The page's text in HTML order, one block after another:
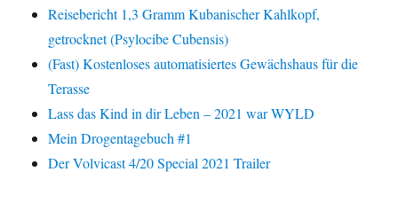
Reisebericht 1,3 Gramm Kubanischer Kahlkopf,
getrocknet (Psylocibe Cubensis)
(Fast) Kostenloses automatisiertes Gewächshaus für die
Terasse
Lass das Kind in dir Leben – 2021 war WYLD
Mein Drogentagebuch #1
Der Volvicast 4/20 Special 2021 Trailer